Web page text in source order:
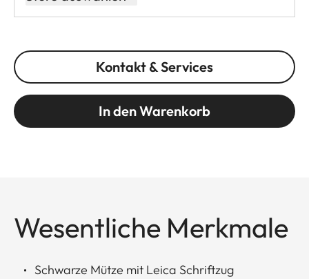
Kontakt & Services
In den Warenkorb
Wesentliche Merkmale
Schwarze Mütze mit Leica Schriftzug